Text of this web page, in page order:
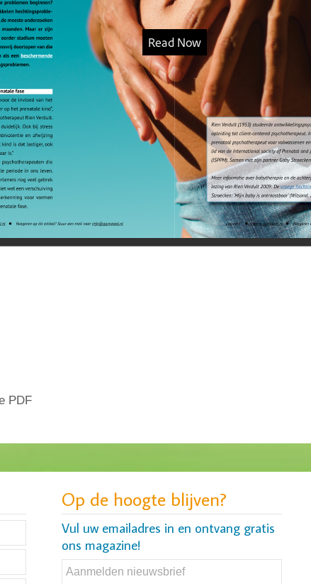
PDF
Op de hoogte blijven?
Vul uw emailadres in en ontvang gratis
ons magazine!